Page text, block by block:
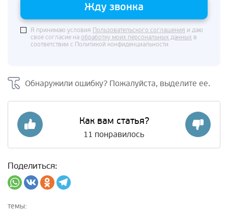
Жду звонка
Я принимаю условия Пользовательского соглашения и даю
свое согласие на обработку моих персональных данных в
соответствии с Политикой конфиденциальности
Обнаружили ошибку? Пожалуйста, выделите ее.
Как вам статья?
11 понравилось
Поделиться:
темы: